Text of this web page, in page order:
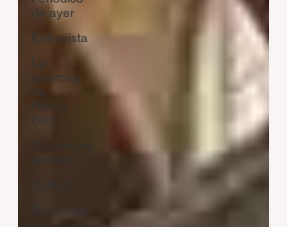
de ayer
Entrevista
La
columna
de
Perico
Díaz
Diccionario